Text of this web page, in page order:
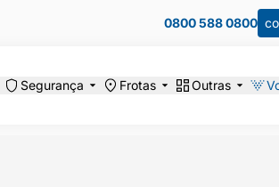
0800 588 0800
Segurança Frotas Outras